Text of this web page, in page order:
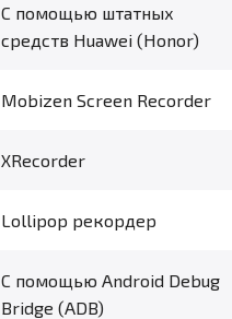
С помощью штатных
средств Huawei (Honor)
Mobizen Screen Recorder
XRecorder
Lollipop рекордер
С помощью Android Debug
Bridge (ADB)